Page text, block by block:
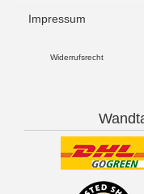
Impressum
Widerrufsrecht